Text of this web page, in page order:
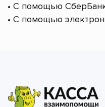
• С помощью
• С помощью